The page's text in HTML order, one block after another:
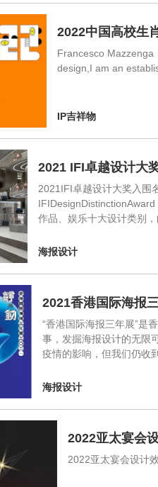
2022中国高校生
Francesco Mazzenga
design,I am an
IP吉祥物
2021 IFI卓越设计大
2021IFI卓越设计大奖入围
作品、娱乐十大设计类别
海报设计
2021香港国际海报
“香港国际海报三年展”是
事，发掘海报设计的无限
疫情的影响，但我们仍收
海报设计
2022亚太宴会
2022亚太宴会设计